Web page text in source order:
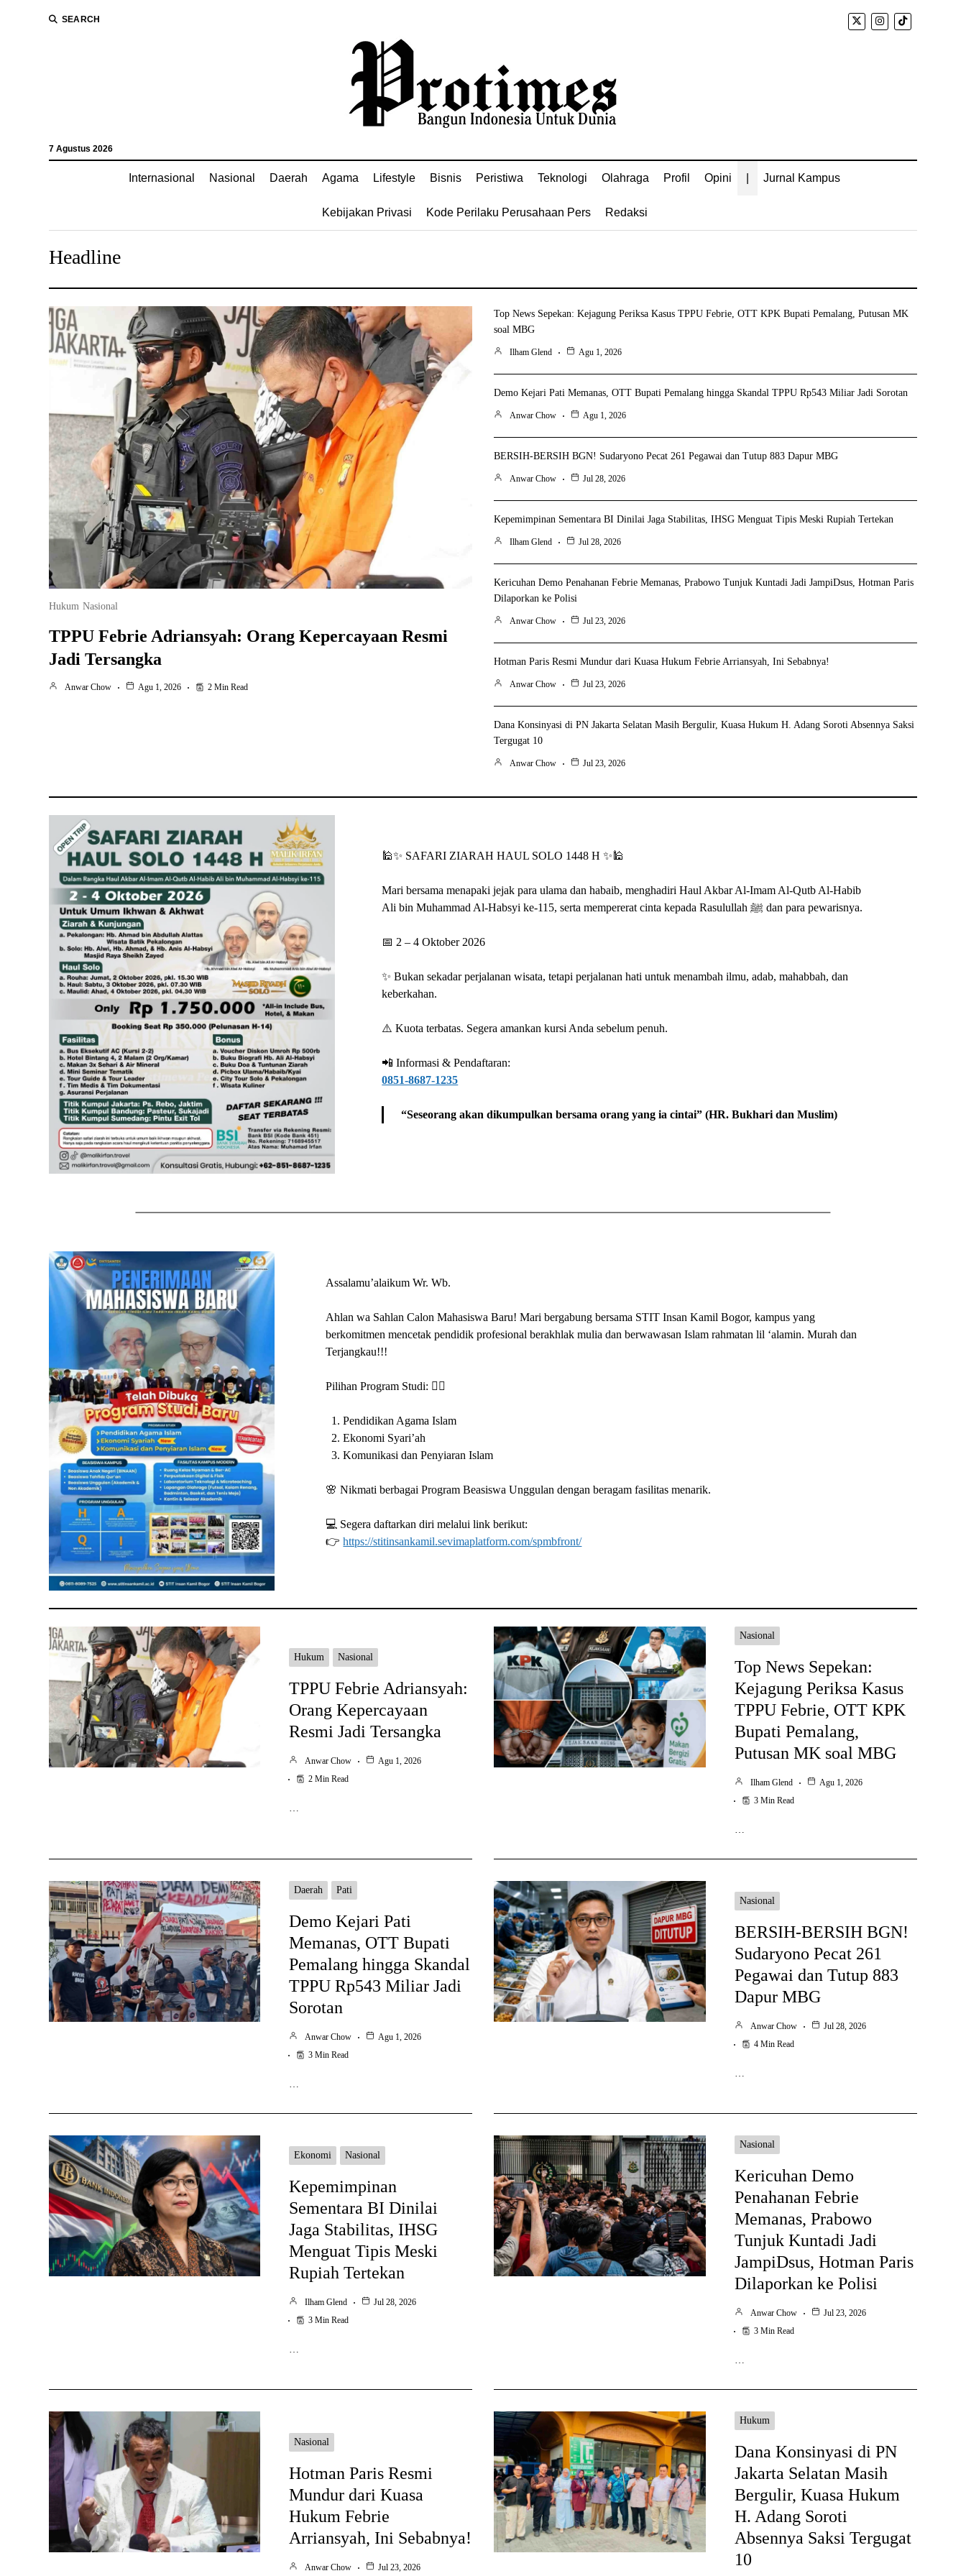
SEARCH
7 Agustus 2026
Internasional Nasional Daerah Agama Lifestyle Bisnis Peristiwa Teknologi Olahraga Profil Opini Jurnal Kampus
Kebijakan Privasi Kode Perilaku Perusahaan Pers Redaksi
Headline
Hukum Nasional
TPPU Febrie Adriansyah: Orang Kepercayaan Resmi
Jadi Tersangka
Anwar Chow Agu 1, 2026 2 Min Read
Top News Sepekan: Kejagung Periksa Kasus TPPU Febrie, OTT KPK Bupati Pemalang, Putusan MK
soal MBG
Ilham Glend Agu 1, 2026
Demo Kejari Pati Memanas, OTT Bupati Pemalang hingga Skandal TPPU Rp543 Miliar Jadi Sorotan
Anwar Chow Agu 1, 2026
BERSIH-BERSIH BGN! Sudaryono Pecat 261 Pegawai dan Tutup 883 Dapur MBG
Anwar Chow Jul 28, 2026
Kepemimpinan Sementara BI Dinilai Jaga Stabilitas, IHSG Menguat Tipis Meski Rupiah Tertekan
Ilham Glend Jul 28, 2026
Kericuhan Demo Penahanan Febrie Memanas, Prabowo Tunjuk Kuntadi Jadi JampiDsus, Hotman Paris
Dilaporkan ke Polisi
Anwar Chow Jul 23, 2026
Hotman Paris Resmi Mundur dari Kuasa Hukum Febrie Arriansyah, Ini Sebabnya!
Anwar Chow Jul 23, 2026
Dana Konsinyasi di PN Jakarta Selatan Masih Bergulir, Kuasa Hukum H. Adang Soroti Absennya Saksi
Tergugat 10
Anwar Chow Jul 23, 2026
🕌✨ SAFARI ZIARAH HAUL SOLO 1448 H ✨🕌
Mari bersama menapaki jejak para ulama dan habaib, menghadiri Haul Akbar Al-Imam Al-Qutb Al-Habib
Ali bin Muhammad Al-Habsyi ke-115, serta mempererat cinta kepada Rasulullah ﷺ dan para pewarisnya.
📅 2 – 4 Oktober 2026
✨ Bukan sekadar perjalanan wisata, tetapi perjalanan hati untuk menambah ilmu, adab, mahabbah, dan
keberkahan.
⚠️ Kuota terbatas. Segera amankan kursi Anda sebelum penuh.
📲 Informasi & Pendaftaran:
0851-8687-1235
“Seseorang akan dikumpulkan bersama orang yang ia cintai” (HR. Bukhari dan Muslim)
Assalamu’alaikum Wr. Wb.
Ahlan wa Sahlan Calon Mahasiswa Baru! Mari bergabung bersama STIT Insan Kamil Bogor, kampus yang
berkomitmen mencetak pendidik profesional berakhlak mulia dan berwawasan Islam rahmatan lil ‘alamin. Murah dan
Terjangkau!!!
Pilihan Program Studi: 👇🏻
Pendidikan Agama Islam
Ekonomi Syari’ah
Komunikasi dan Penyiaran Islam
🌸 Nikmati berbagai Program Beasiswa Unggulan dengan beragam fasilitas menarik.
💻 Segera daftarkan diri melalui link berikut:
👉https://stitinsankamil.sevimaplatform.com/spmbfront/
Hukum Nasional
TPPU Febrie Adriansyah:
Orang Kepercayaan
Resmi Jadi Tersangka
Anwar Chow
Agu 1, 2026
2 Min Read
Nasional
Top News Sepekan:
Kejagung Periksa Kasus
TPPU Febrie, OTT KPK
Bupati Pemalang,
Putusan MK soal MBG
Ilham Glend
Agu 1, 2026
3 Min Read
Daerah Pati
Demo Kejari Pati
Memanas, OTT Bupati
Pemalang hingga Skandal
TPPU Rp543 Miliar Jadi
Sorotan
Anwar Chow
Agu 1, 2026
3 Min Read
Nasional
BERSIH-BERSIH BGN!
Sudaryono Pecat 261
Pegawai dan Tutup 883
Dapur MBG
Anwar Chow
Jul 28, 2026
4 Min Read
Ekonomi Nasional
Kepemimpinan
Sementara BI Dinilai
Jaga Stabilitas, IHSG
Menguat Tipis Meski
Rupiah Tertekan
Ilham Glend
Jul 28, 2026
3 Min Read
Nasional
Kericuhan Demo
Penahanan Febrie
Memanas, Prabowo
Tunjuk Kuntadi Jadi
JampiDsus, Hotman Paris
Dilaporkan ke Polisi
Anwar Chow
Jul 23, 2026
3 Min Read
Nasional
Hotman Paris Resmi
Mundur dari Kuasa
Hukum Febrie
Arriansyah, Ini Sebabnya!
Anwar Chow Jul 23, 2026
Hukum
Dana Konsinyasi di PN
Jakarta Selatan Masih
Bergulir, Kuasa Hukum
H. Adang Soroti
Absennya Saksi Tergugat
10